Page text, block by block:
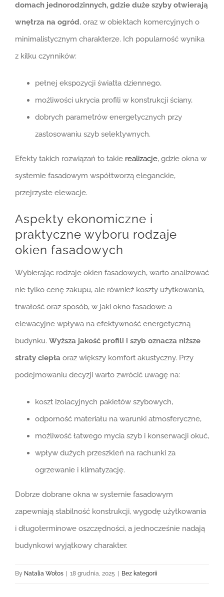
domach jednorodzinnych, gdzie duże szyby otwierają
wnętrza na ogród, oraz w obiektach komercyjnych o
minimalistycznym charakterze. Ich popularność wynika
z kilku czynników:
pełnej ekspozycji światła dziennego,
możliwości ukrycia profili w konstrukcji ściany,
dobrych parametrów energetycznych przy
zastosowaniu szyb selektywnych.
Efekty takich rozwiązań to takie realizacje, gdzie okna w
systemie fasadowym współtworzą eleganckie,
przejrzyste elewacje.
Aspekty ekonomiczne i
praktyczne wyboru rodzaje
okien fasadowych
Wybierając rodzaje okien fasadowych, warto analizować
nie tylko cenę zakupu, ale również koszty użytkowania,
trwałość oraz sposób, w jaki okno fasadowe a
elewacyjne wpływa na efektywność energetyczną
budynku. Wyższa jakość profili i szyb oznacza niższe
straty ciepła oraz większy komfort akustyczny. Przy
podejmowaniu decyzji warto zwrócić uwagę na:
koszt izolacyjnych pakietów szybowych,
odporność materiału na warunki atmosferyczne,
możliwość łatwego mycia szyb i konserwacji okuć,
wpływ dużych przeszkleń na rachunki za
ogrzewanie i klimatyzację.
Dobrze dobrane okna w systemie fasadowym
zapewniają stabilność konstrukcji, wygodę użytkowania
i długoterminowe oszczędności, a jednocześnie nadają
budynkowi wyjątkowy charakter.
By Natalia Wołos | 18 grudnia, 2025 | Bez kategorii